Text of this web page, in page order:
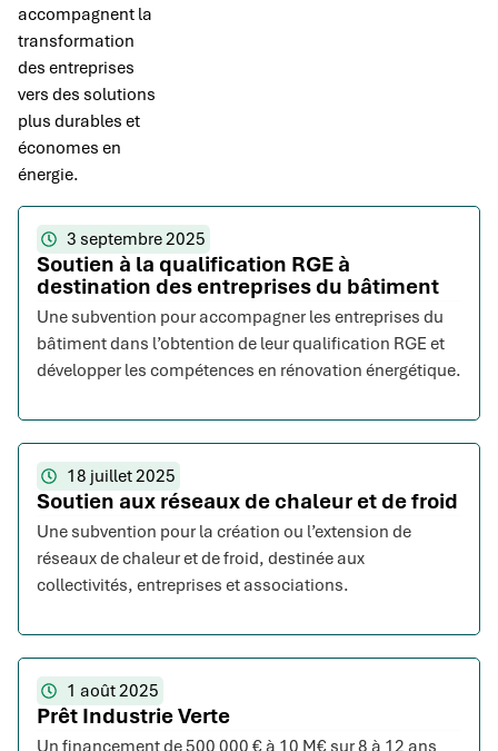
accompagnent la
transformation
des entreprises
vers des solutions
plus durables et
économes en
énergie.
3 septembre 2025
Soutien à la qualification RGE à
destination des entreprises du bâtiment
Une subvention pour accompagner les entreprises du
bâtiment dans l’obtention de leur qualification RGE et
développer les compétences en rénovation énergétique.
18 juillet 2025
Soutien aux réseaux de chaleur et de froid
Une subvention pour la création ou l’extension de
réseaux de chaleur et de froid, destinée aux
collectivités, entreprises et associations.
1 août 2025
Prêt Industrie Verte
Un financement de 500 000 € à 10 M€ sur 8 à 12 ans